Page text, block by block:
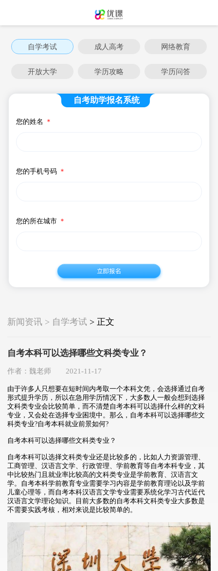
自学考试 成人高考 网络教育
开放大学 学历攻略 学历问答
自考助学报名系统
您的姓名 ＊
您的手机号码 ＊
您的所在城市 ＊
新闻资讯 > 自学考试 > 正文
自考本科可以选择哪些文科类专业？
作者：魏老师 2021-11-17
由于许多人只想要在短时间内考取一个本科文凭，会选择通过自考
形式提升学历，所以在急用学历情况下，大多数人一般会想到选择
文科类专业会比较简单，而不清楚自考本科可以选择什么样的文科
专业，又会处在选择专业困境中。那么，自考本科可以选择哪些文
科类专业?自考本科就业前景如何?
自考本科可以选择哪些文科类专业？
自考本科可以选择文科类专业还是比较多的，比如人力资源管理、
工商管理、汉语言文学、行政管理、学前教育等自考本科专业，其
中比较热门且就业率比较高的文科类专业是学前教育、汉语言文
学。自考本科学前教育专业需要学习内容是学前教育理论以及学前
儿童心理等，而自考本科汉语言文学专业需要系统化学习古代近代
汉语言文学理论知识。目前大多数的自考本科文科类专业大多数是
不需要实践考核，相对来说是比较简单的。